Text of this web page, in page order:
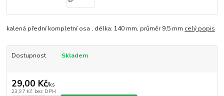
kalená přední kompletní osa , délka: 140 mm, průměr 9,5 mm celý popis
Dostupnost Skladem
29,00 Kč/ks
23,97 Kč bez DPH